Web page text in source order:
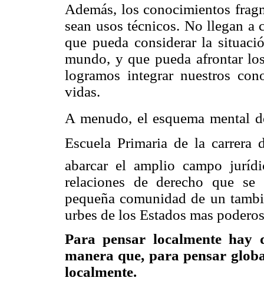
Además, los conocimientos
sean usos técnicos. No llegan a
que pueda considerar la
mundo, y que pueda afrontar
logramos integrar nuestros
vidas.
A menudo, el esquema mental
Escuela Primaria de la
abarcar el amplio campo
relaciones de derecho que
pequeña comunidad de un
urbes de los Estados mas
Para pensar localmente hay
manera que, para pensar
localmente.